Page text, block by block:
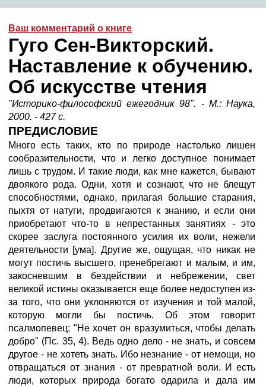
Ваш комментарий о книге
Гуго Сен-Викторский.
Наставление к обучению.
Об искусстве чтения
"Историко-философский ежегодник 98". - М.: Наука,
2000. - 427 с.
ПРЕДИСЛОВИЕ
Много есть таких, кто по природе настолько лишен
сообразительности, что и легко доступное понимает
лишь с трудом. И такие люди, как мне кажется, бывают
двоякого рода. Одни, хотя и сознают, что не блещут
способностями, однако, прилагая большие старания,
пыхтя от натуги, продвигаются к знанию, и если они
приобретают что-то в непрестанных занятиях - это
скорее заслуга постоянного усилия их воли, нежели
деятельности [ума]. Другие же, ощущая, что никак не
могут постичь высшего, пренебрегают и малым, и им,
закосневшим в бездействии и небрежении, свет
великой истины оказывается еще более недоступен из-
за того, что они уклоняются от изучения и той малой,
которую могли бы постичь. Об этом говорит
псалмопевец: "Не хочет он вразумиться, чтобы делать
добро" (Пс. 35, 4). Ведь одно дело - не знать, и совсем
другое - не хотеть знать. Ибо незнание - от немощи, но
отвращаться от знания - от превратной воли. И есть
люди, которых природа богато одарила и дала им